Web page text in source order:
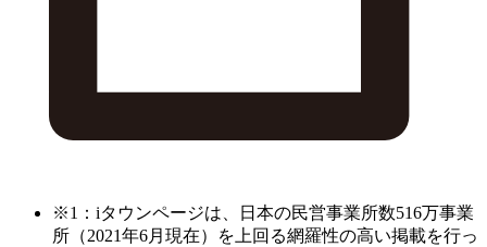
※1：iタウンページは、日本の民営事業所数516万事業
所（2021年6月現在）を上回る網羅性の高い掲載を行っ